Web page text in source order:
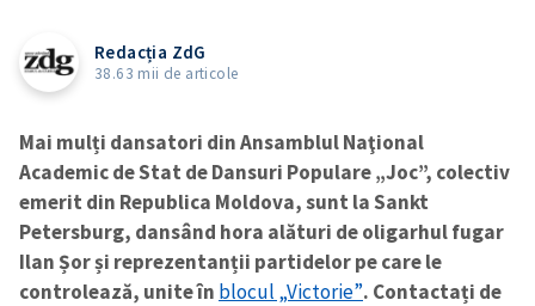
Redacția ZdG
38.63 mii de articole
Mai mulți dansatori din Ansamblul Naţional
Academic de Stat de Dansuri Populare „Joc”, colectiv
emerit din Republica Moldova, sunt la Sankt
Petersburg, dansând hora alături de oligarhul fugar
Ilan Șor și reprezentanții partidelor pe care le
controlează, unite în blocul „Victorie”. Contactați de